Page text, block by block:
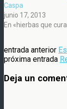
Caspa
junio 17, 2013
En «hierbas que
entrada anterior
próxima entrada
Deja un